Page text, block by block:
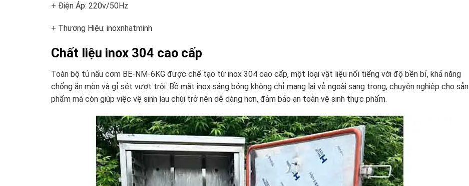
+ Điện Áp: 220v/50Hz
+ Thương Hiệu: inoxnhatminh
Chất liệu inox 304 cao cấp
Toàn bộ tủ nấu cơm BE-NM-6KG được chế tạo từ inox 304 cao cấp, một loại vật liệu nổi tiếng với độ bền bỉ, khả năng
chống ăn mòn và gỉ sét vượt trội. Bề mặt inox sáng bóng không chỉ mang lại vẻ ngoài sang trọng, chuyên nghiệp cho sản
phẩm mà còn giúp việc vệ sinh lau chùi trở nên dễ dàng hơn, đảm bảo an toàn vệ sinh thực phẩm.